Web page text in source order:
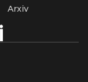
Arxiv